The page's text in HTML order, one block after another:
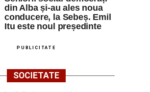
din Alba și-au ales noua
conducere, la Sebeș. Emil
Itu este noul președinte
PUBLICITATE
SOCIETATE